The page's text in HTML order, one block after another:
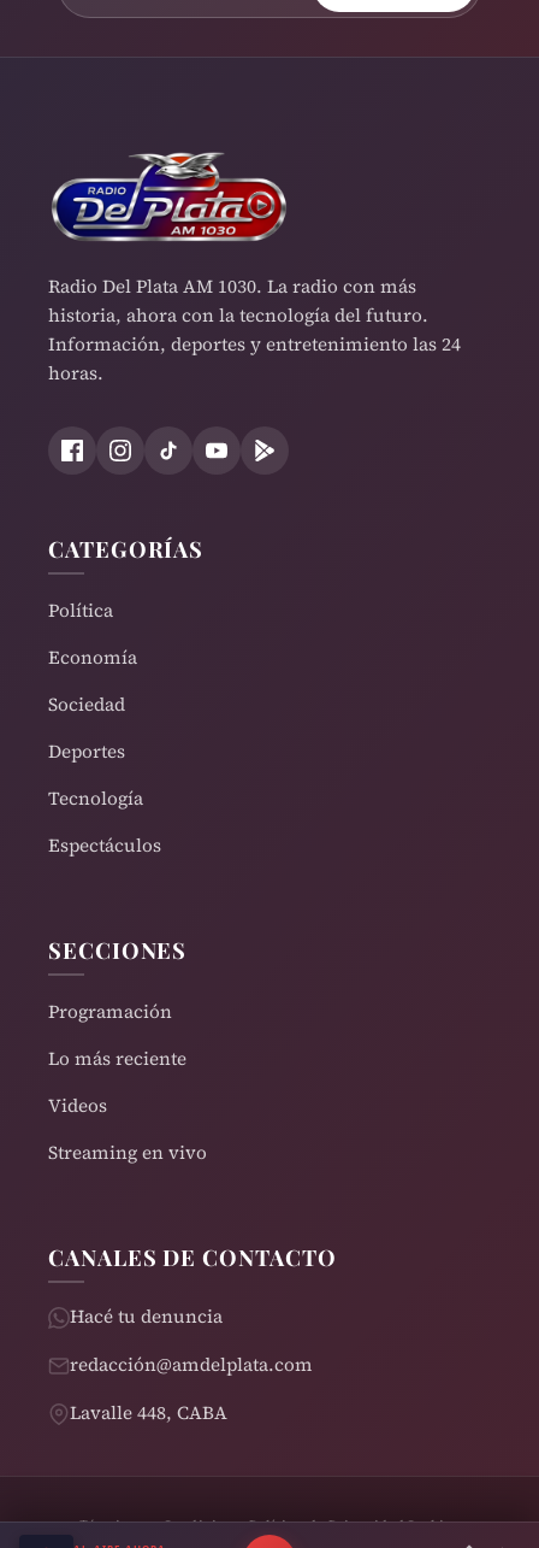
Radio Del Plata AM 1030. La radio con más
historia, ahora con la tecnología del futuro.
Información, deportes y entretenimiento las 24
horas.
CATEGORÍAS
Política
Economía
Sociedad
Deportes
Tecnología
Espectáculos
SECCIONES
Programación
Lo más reciente
Videos
Streaming en vivo
CANALES DE CONTACTO
Hacé tu denuncia
redacción@amdelplata.com
Lavalle 448, CABA
Términos y CondicionesPolítica de PrivacidadCookies